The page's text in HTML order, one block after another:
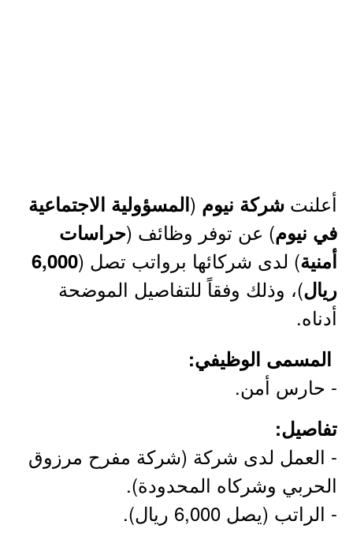
أعلنت شركة نيوم (المسؤولية الاجتماعية
في نيوم) عن توفر وظائف (حراسات
أمنية) لدى شركائها برواتب تصل (6,000
ريال)، وذلك وفقاً للتفاصيل الموضحة
أدناه.
المسمى الوظيفي:
- حارس أمن.
تفاصيل:
- العمل لدى شركة (شركة مفرح مرزوق
الحربي وشركاه المحدودة).
- الراتب (يصل 6,000 ريال).